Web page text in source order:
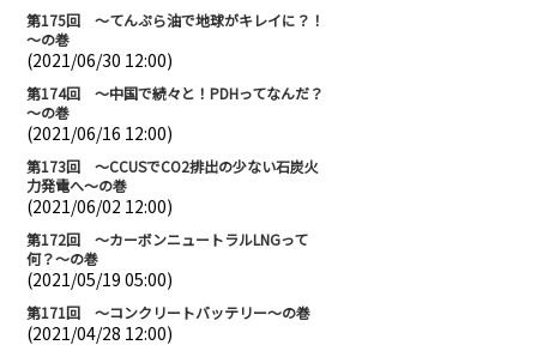
第175回 ～てんぷら油で地球がキレイに？！
～の巻
(2021/06/30 12:00)
第174回 ～中国で続々と！PDHってなんだ？
～の巻
(2021/06/16 12:00)
第173回 ～CCUSでCO2排出の少ない石炭火
力発電へ～の巻
(2021/06/02 12:00)
第172回 ～カーボンニュートラルLNGって
何？～の巻
(2021/05/19 05:00)
第171回 ～コンクリートバッテリー～の巻
(2021/04/28 12:00)